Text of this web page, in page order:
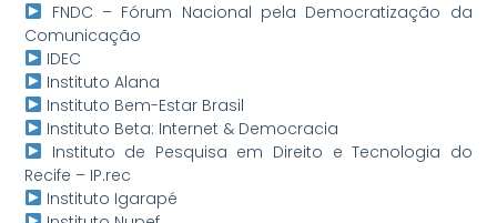
FNDC – Fórum Nacional pela Democratização da
Comunicação
IDEC
Instituto Alana
Instituto Bem-Estar Brasil
Instituto Beta: Internet & Democracia
Instituto de Pesquisa em Direito e Tecnologia do
Recife – IP.rec
Instituto Igarapé